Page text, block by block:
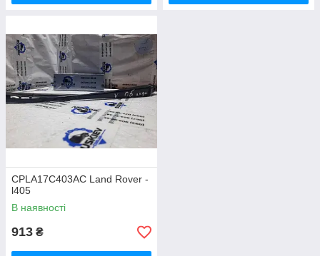
CPLA17C403AC Land Rover -
l405
В наявності
913 ₴